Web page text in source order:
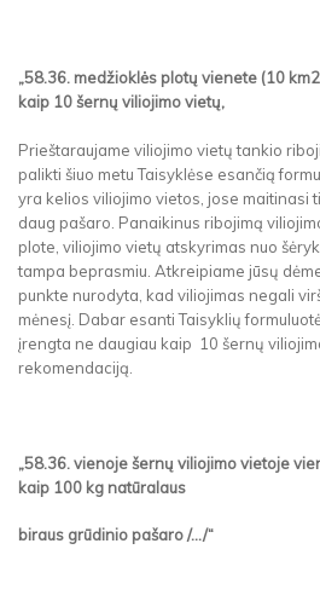
„58.36. medžioklės plotų vienete (10
kaip 10 šernų viliojimo vietų,
Prieštaraujame viliojimo vietų tankio
palikti šiuo metu Taisyklėse esančią
yra kelios viliojimo vietos, jose maitinasi
daug pašaro. Panaikinus ribojimą
plote, viliojimo vietų atskyrimas nuo
tampa beprasmiu. Atkreipiame jūsų
punkte nurodyta, kad viliojimas negali
mėnesį. Dabar esanti Taisyklių
įrengta ne daugiau kaip 10 šernų
rekomendaciją.
„58.36. vienoje šernų viliojimo vietoje
kaip 100 kg natūralaus
biraus grūdinio pašaro /.../“